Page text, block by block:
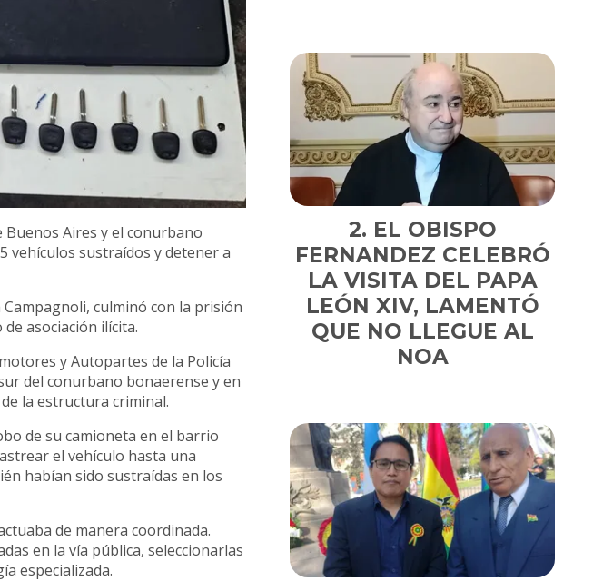
Aires y el conurbano
vehículos sustraídos y detener a
Campagnoli, culminó con la prisión
asociación ilícita.
y Autopartes de la Policía
del conurbano bonaerense y en
la estructura criminal.
de su camioneta en el barrio
el vehículo hasta una
habían sido sustraídas en los
de manera coordinada.
en la vía pública, seleccionarlas
especializada.
EL OBISPO
FERNANDEZ CELEBRÓ
LA VISITA DEL PAPA
LEÓN XIV, LAMENTÓ
QUE NO LLEGUE AL
NOA